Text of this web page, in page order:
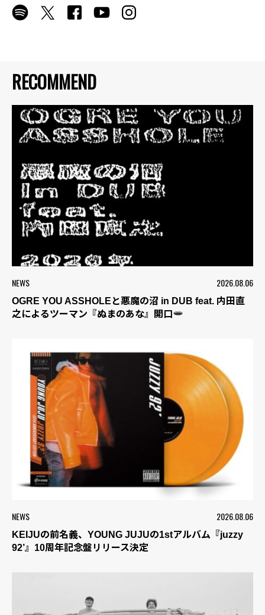
RECOMMEND
NEWS 2026.08.06
OGRE YOU ASSHOLEと悪魔の沼 in DUB feat. 内田直
之によるツーマン『ぬまのあな』開口
NEWS 2026.08.06
KEIJUの前名義、YOUNG JUJUの1stアルバム『juzzy
92’』10周年記念盤リリース決定